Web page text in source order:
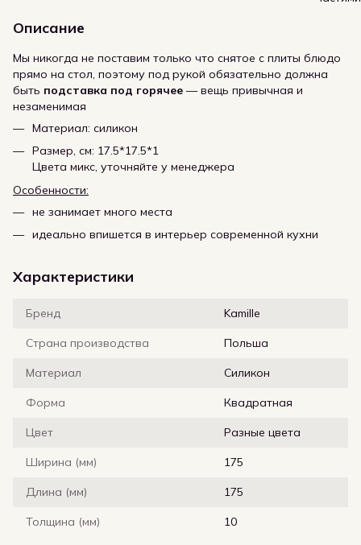
Описание
Мы никогда не поставим только что снятое с плиты блюдо
прямо на стол, поэтому под рукой обязательно должна
быть подставка под горячее — вещь привычная и
незаменимая
Материал: силикон
Размер, см: 17.5*17.5*1
Цвета микс, уточняйте у менеджера
Особенности:
не занимает много места
идеально впишется в интерьер современной кухни
Характеристики
Бренд Kamille
Страна производства Польша
Материал Силикон
Форма Квадратная
Цвет Разные цвета
Ширина (мм) 175
Длина (мм) 175
Толщина (мм) 10